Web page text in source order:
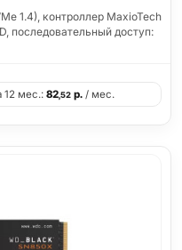
1.4), контроллер MaxioTech
последовательный доступ:
12 мес.: 82,52 р. / мес.